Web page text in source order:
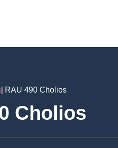
| RAU 490 Cholios
Cholios